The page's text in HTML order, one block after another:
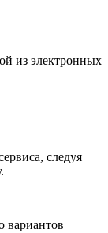
из электронных
следуя
вариантов